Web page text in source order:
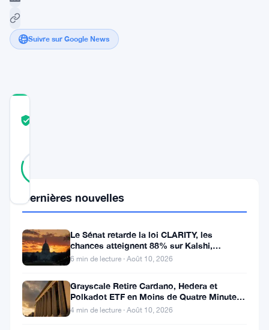
Suivre sur Google News
81
AVAX)
s’est
imposé
comme
Dernières nouvelles
Le Sénat retarde la loi CLARITY, les
chances atteignent 88% sur Kalshi,
Coinbase s’indigne
6 min de lecture · Août 10, 2026
Grayscale Retire Cardano, Hedera et
Polkadot ETF en Moins de Quatre Minutes
à la SEC
4 min de lecture · Août 10, 2026